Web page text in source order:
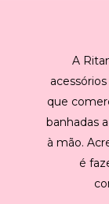
A
que
banhadas
à mão.
é